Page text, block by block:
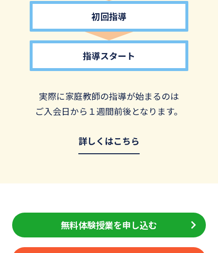
初回指導
指導スタート
実際に家庭教師の指導が始まるのは
ご入会日から１週間前後となります。
詳しくはこちら
無料体験授業を申し込む